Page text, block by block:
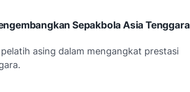
Sepakbola Asia Tenggara
asing dalam mengangkat prestasi